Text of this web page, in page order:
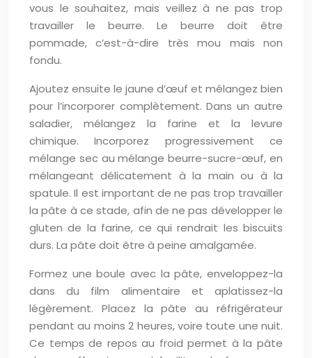
vous le souhaitez, mais veillez à ne pas trop
travailler le beurre. Le beurre doit être
pommade, c’est-à-dire très mou mais non
fondu.
Ajoutez ensuite le jaune d’œuf et mélangez bien
pour l’incorporer complètement. Dans un autre
saladier, mélangez la farine et la levure
chimique. Incorporez progressivement ce
mélange sec au mélange beurre-sucre-œuf, en
mélangeant délicatement à la main ou à la
spatule. Il est important de ne pas trop travailler
la pâte à ce stade, afin de ne pas développer le
gluten de la farine, ce qui rendrait les biscuits
durs. La pâte doit être à peine amalgamée.
Formez une boule avec la pâte, enveloppez-la
dans du film alimentaire et aplatissez-la
légèrement. Placez la pâte au réfrigérateur
pendant au moins 2 heures, voire toute une nuit.
Ce temps de repos au froid permet à la pâte